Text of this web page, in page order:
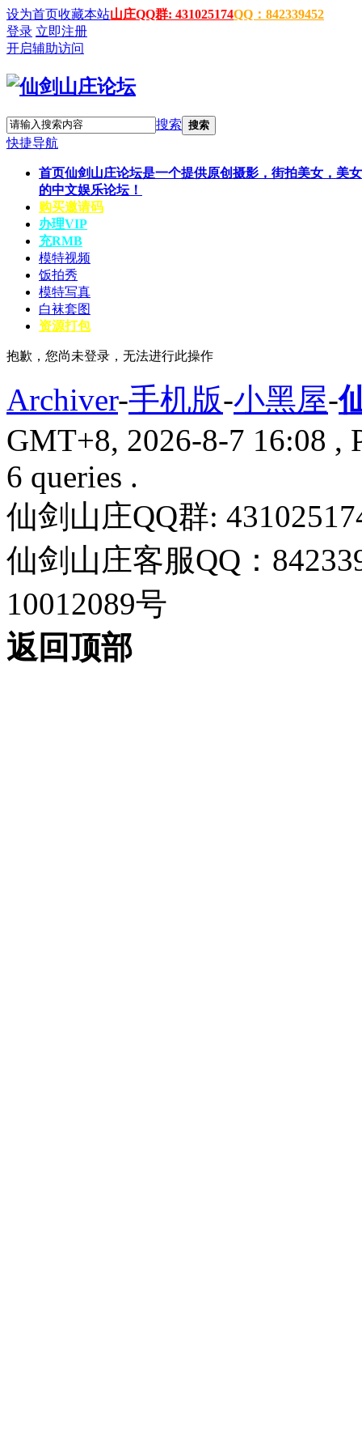
设为首页收藏本站山庄QQ群: 431025174QQ：842339452
登录 立即注册
开启辅助访问
搜索 搜索
快捷导航
首页仙剑山庄论坛是一个提供原创摄影，街拍美女，美
的中文娱乐论坛！
购买邀请码
办理VIP
充RMB
模特视频
饭拍秀
模特写真
白袜套图
资源打包
抱歉，您尚未登录，无法进行此操作
Archiver-手机版-小黑屋-
GMT+8, 2026-8-7 16:08 ,
6 queries .
仙剑山庄QQ群:
仙剑山庄客服QQ：
10012089号
返回顶部